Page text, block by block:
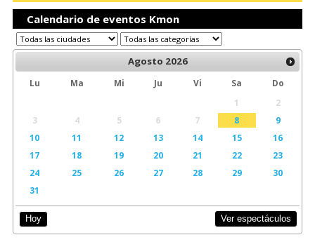
Calendario de eventos Kmon
Agosto 2026
Lu Ma Mi Ju Vi Sa
Do
1
2
3
4 5 6 7 8
9
10
11 12 13 14 15
16
17
18 19 20 21 22
23
24
25 26 27 28 29
30
31
Hoy Ver espectáculos